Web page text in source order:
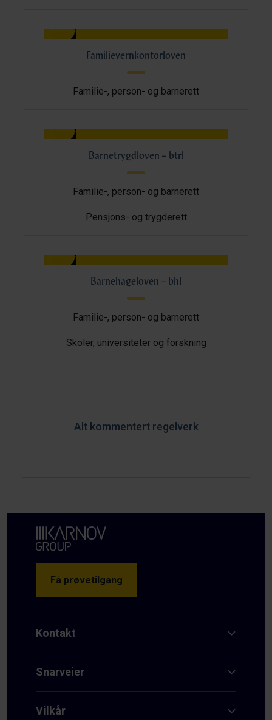
Familievernkontorloven
Familie-, person- og barnerett
Barnetrygdloven – btrl
Familie-, person- og barnerett
Pensjons- og trygderett
Barnehageloven – bhl
Familie-, person- og barnerett
Skoler, universiteter og forskning
Alt kommentert regelverk
Få prøvetilgang
Kontakt
Snarveier
Vilkår